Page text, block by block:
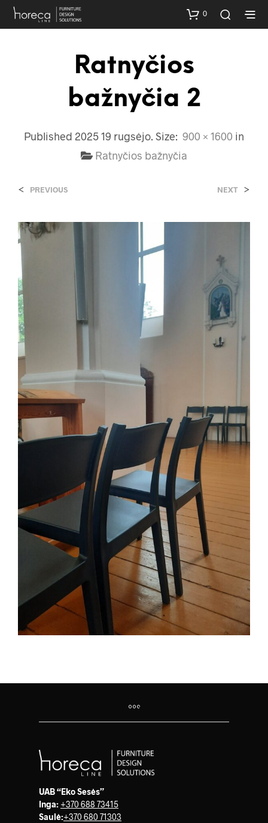
0
Ratnyčios
bažnyčia 2
Published 2025 19 rugsėjo. Size: 900 × 1600 in
Ratnyčios bažnyčia
< PREVIOUS NEXT >
UAB “Eko Sesės”
Inga: +370 688 73415
Saulė:+370 680 71303